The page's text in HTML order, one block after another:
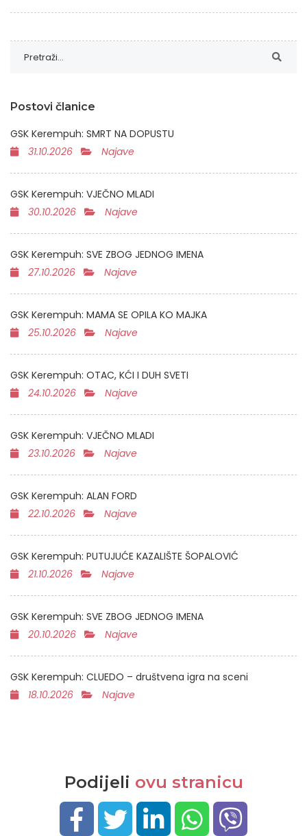
Postovi članice
GSK Kerempuh: SMRT NA DOPUSTU
31.10.2026
Najave
GSK Kerempuh: VJEČNO MLADI
30.10.2026
Najave
GSK Kerempuh: SVE ZBOG JEDNOG IMENA
27.10.2026
Najave
GSK Kerempuh: MAMA SE OPILA KO MAJKA
25.10.2026
Najave
GSK Kerempuh: OTAC, KĆI I DUH SVETI
24.10.2026
Najave
GSK Kerempuh: VJEČNO MLADI
23.10.2026
Najave
GSK Kerempuh: ALAN FORD
22.10.2026
Najave
GSK Kerempuh: PUTUJUĆE KAZALIŠTE ŠOPALOVIĆ
21.10.2026
Najave
GSK Kerempuh: SVE ZBOG JEDNOG IMENA
20.10.2026
Najave
GSK Kerempuh: CLUEDO – društvena igra na sceni
18.10.2026
Najave
Podijeli ovu stranicu